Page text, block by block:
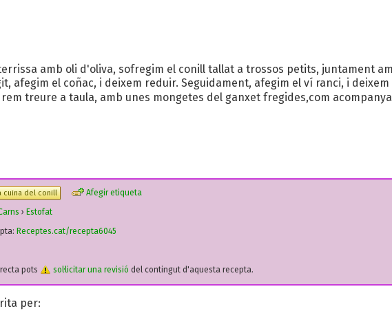
amb oli d'oliva, sofregim el conill tallat a trossos petits, juntament
afegim el coñac, i deixem reduir. Seguidament, afegim el ví ranci, i
treure a taula, amb unes mongetes del ganxet fregides,com
cuina del conill
Afegir etiqueta
› Estofat
Receptes.cat/recepta6045
pots
sol·licitar una revisió del contingut d'aquesta recepta.
per: